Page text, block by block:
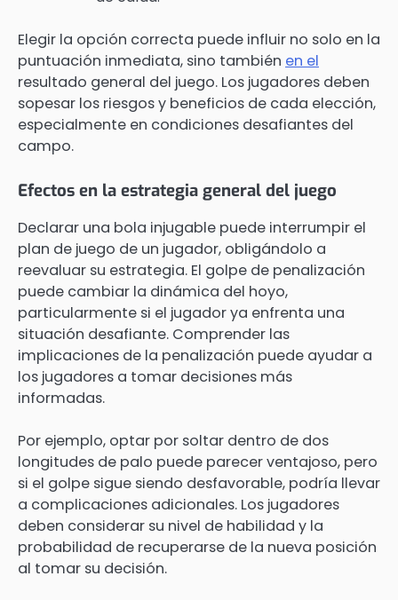
Elegir la opción correcta puede influir no solo en la
puntuación inmediata, sino también en el
resultado general del juego. Los jugadores deben
sopesar los riesgos y beneficios de cada elección,
especialmente en condiciones desafiantes del
campo.
Efectos en la estrategia general del juego
Declarar una bola injugable puede interrumpir el
plan de juego de un jugador, obligándolo a
reevaluar su estrategia. El golpe de penalización
puede cambiar la dinámica del hoyo,
particularmente si el jugador ya enfrenta una
situación desafiante. Comprender las
implicaciones de la penalización puede ayudar a
los jugadores a tomar decisiones más
informadas.
Por ejemplo, optar por soltar dentro de dos
longitudes de palo puede parecer ventajoso, pero
si el golpe sigue siendo desfavorable, podría llevar
a complicaciones adicionales. Los jugadores
deben considerar su nivel de habilidad y la
probabilidad de recuperarse de la nueva posición
al tomar su decisión.